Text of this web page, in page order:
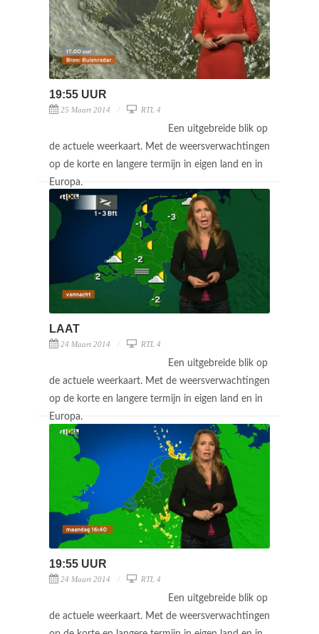
19:55 UUR
25 Maart 2014 RTL 4
Een uitgebreide blik op
de actuele weerkaart. Met de weersverwachtingen
op de korte en langere termijn in eigen land en in
Europa.
LAAT
24 Maart 2014 RTL 4
Een uitgebreide blik op
de actuele weerkaart. Met de weersverwachtingen
op de korte en langere termijn in eigen land en in
Europa.
19:55 UUR
24 Maart 2014 RTL 4
Een uitgebreide blik op
de actuele weerkaart. Met de weersverwachtingen